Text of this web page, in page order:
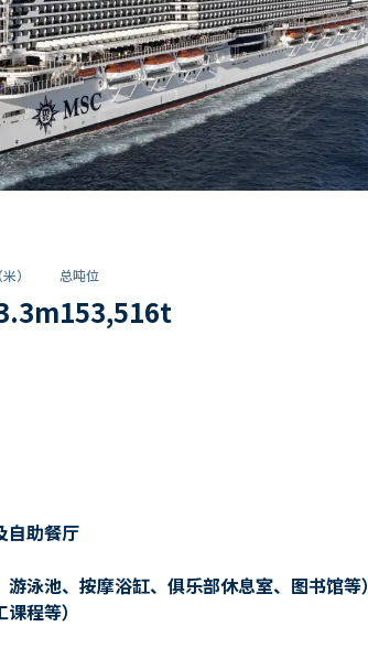
）
m
总吨位
153,516t
自助餐厅
泳池、按摩浴缸、俱乐部休息室、图书馆等）
程等）